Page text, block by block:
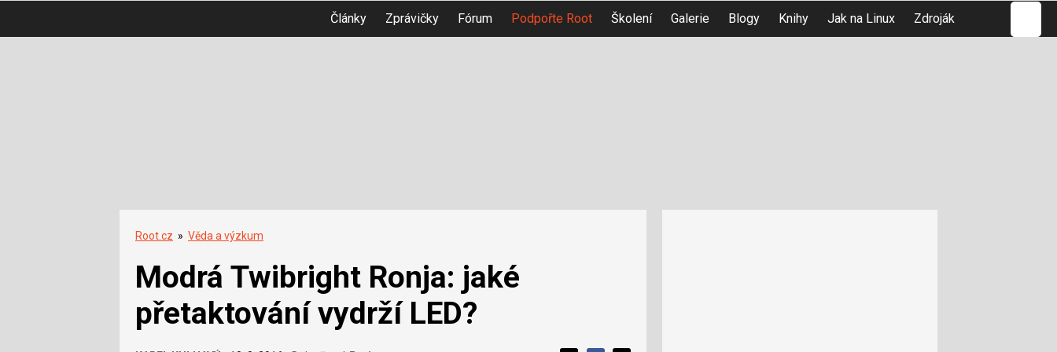
Články Zprávičky Fórum Podpořte Root Školení Galerie Blogy Knihy Jak na Linux Zdroják
Root.cz » Věda a výzkum
Modrá Twibright Ronja: jaké
přetaktování vydrží LED?